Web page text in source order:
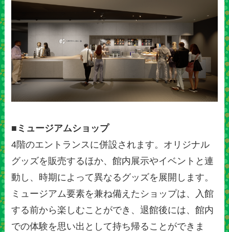
■ミュージアムショップ
4階のエントランスに併設されます。オリジナル
グッズを販売するほか、館内展示やイベントと連
動し、時期によって異なるグッズを展開します。
ミュージアム要素を兼ね備えたショップは、入館
する前から楽しむことができ、退館後には、館内
での体験を思い出として持ち帰ることができま